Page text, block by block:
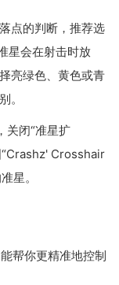
点的判断，推荐选
星会在射击时放
亮绿色、黄色或青
。
关闭“准星扩
“Crashz' Crosshair
星。
帮你更精准地控制